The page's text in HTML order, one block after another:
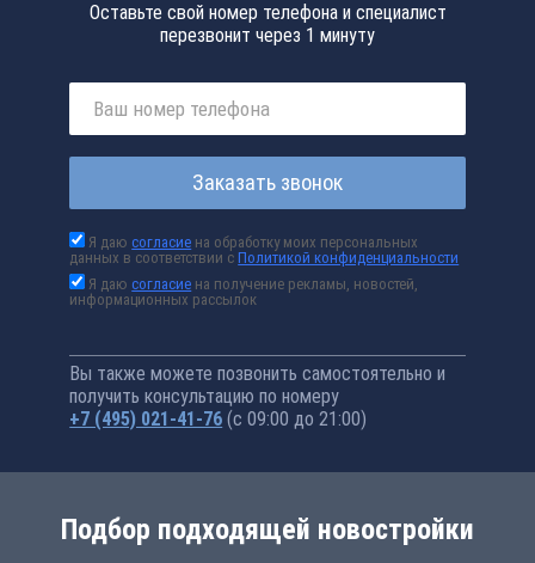
Оставьте свой номер телефона и специалист
перезвонит через 1 минуту
Заказать звонок
Я даюсогласие на обработку моих персональных
данных в соответствии сПолитикой конфиденциальности
Я даюсогласие на получение рекламы, новостей,
информационных рассылок
Вы также можете позвонить самостоятельно и
получить консультацию по номеру
+7 (495) 021-41-76 (с 09:00 до 21:00)
Подбор подходящей новостройки